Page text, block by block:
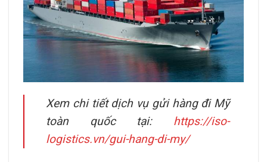
Xem chi tiết dịch vụ gửi hàng đi Mỹ
toàn quốc tại: https://iso-
logistics.vn/gui-hang-di-my/